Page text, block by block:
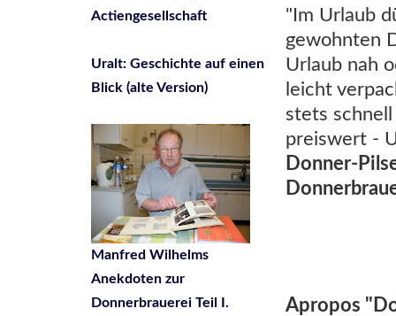
Actiengesellschaft
Uralt: Geschichte auf einen
Blick (alte Version)
Manfred Wilhelms
Anekdoten zur
Donnerbrauerei Teil I.
"Im Urlaub
gewohnten
Urlaub nah
leicht
stets schnell
preiswert -
Donner-
Apropos